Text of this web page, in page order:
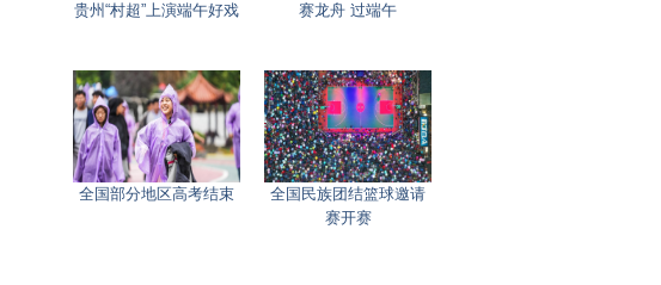
贵州“村超”上演端午好戏 赛龙舟 过端午
全国部分地区高考结束
全国民族团结篮球邀请
赛开赛